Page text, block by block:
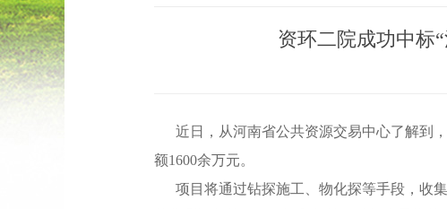
资环二院成功中标
近日，从河南省公共资源交易中心了解到
额1600余万元。
项目将通过钻探施工、物化探等手段，收